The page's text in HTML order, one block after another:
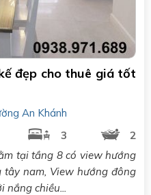
đẹp cho thuê giá tốt
An Khánh
3
2
tại tầng 8 có view hướng
tây nam, View hướng đông
nắng chiều...